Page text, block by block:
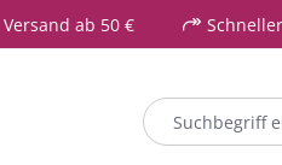
ab 50 €